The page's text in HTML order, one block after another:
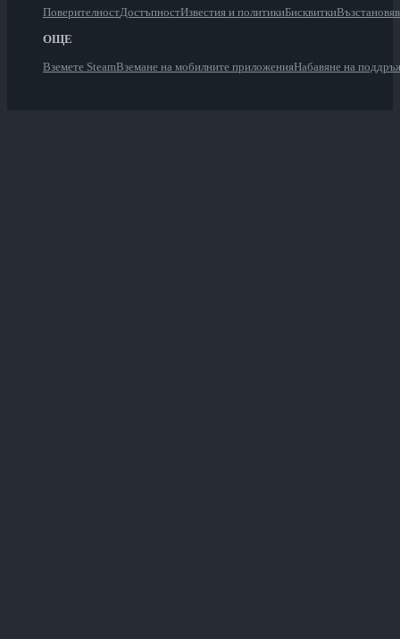
ПоверителностДостъпностИзвестия и политикиБисквитки
ОЩЕ
Вземете SteamВземане на мобилните приложенияНабавяне на